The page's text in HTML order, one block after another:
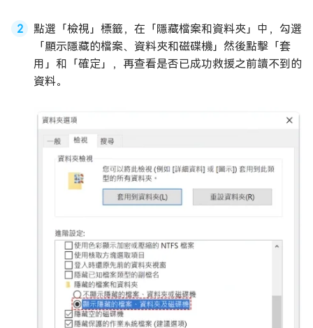
點選「檢視」標籤，在「隱藏檔案和資料夾」中，勾選
「顯示隱藏的檔案、資料夾和磁碟機」然後點擊「套
用」和「確定」，再查看是否已成功救援之前讀不到的
資料。